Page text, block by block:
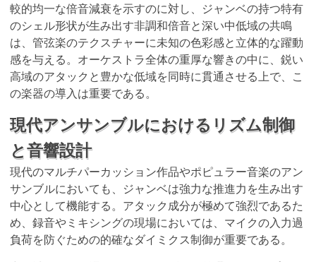
較的均一な倍音減衰を示すのに対し、ジャンベの持つ特有
のシェル形状が生み出す非調和倍音と深い中低域の共鳴
は、管弦楽のテクスチャーに未知の色彩感と立体的な躍動
感を与える。オーケストラ全体の重厚な響きの中に、鋭い
高域のアタックと豊かな低域を同時に貫通させる上で、こ
の楽器の導入は重要である。
現代アンサンブルにおけるリズム制御
と音響設計
現代のマルチパーカッション作品やポピュラー音楽のアン
サンブルにおいても、ジャンベは強力な推進力を生み出す
中心として機能する。アタック成分が極めて強烈であるた
め、録音やミキシングの現場においては、マイクの入力過
負荷を防ぐための的確なダイミクス制御が重要である。